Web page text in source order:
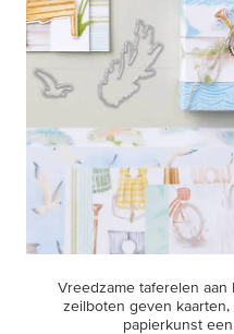
Vreedzame taferelen aan
zeilboten geven
papierkunst